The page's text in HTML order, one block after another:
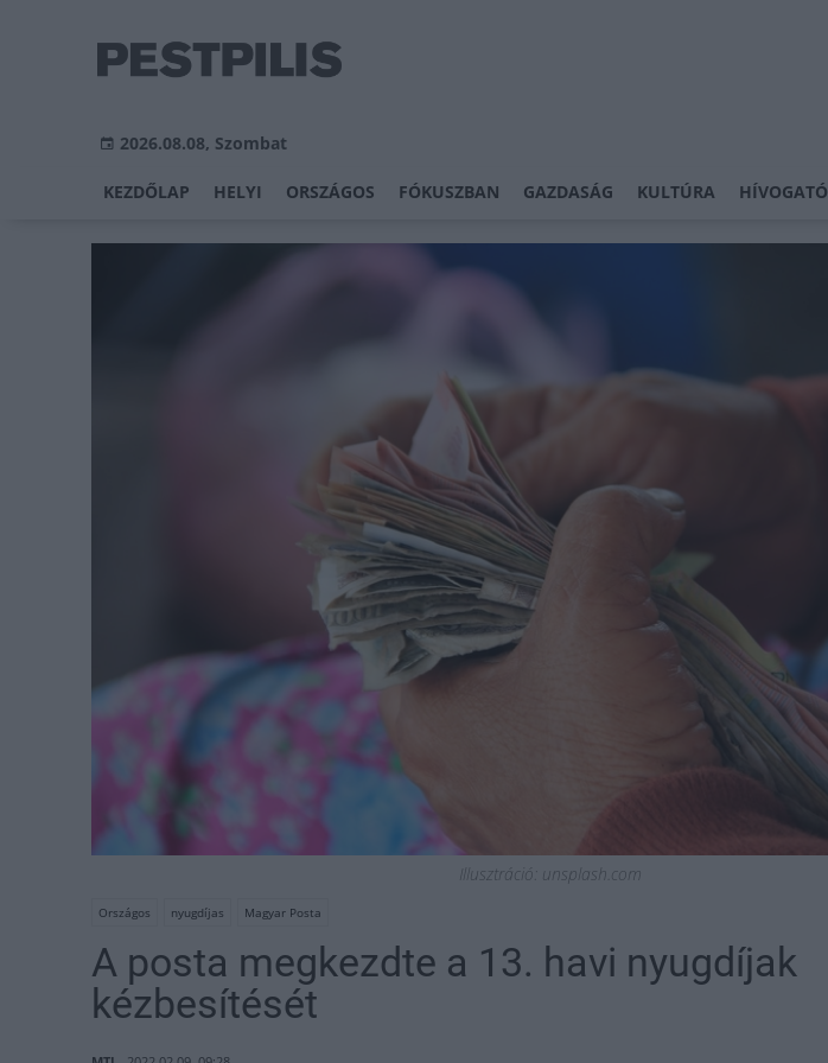
2026.08.08, Szombat
KEZDŐLAP HELYI ORSZÁGOS FÓKUSZBAN GAZDASÁG KULTÚRA HÍVOGATÓ
Illusztráció: unsplash.com
Országos nyugdíjas Magyar Posta
A posta megkezdte a 13. havi nyugdíjak
kézbesítését